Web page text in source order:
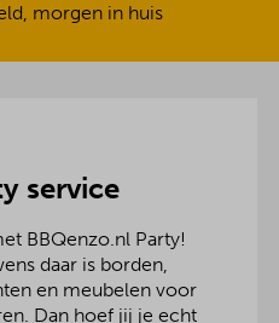
morgen in huis
service
BBQenzo.nl Party!
daar is borden,
en meubelen voor
Dan hoef jij je echt